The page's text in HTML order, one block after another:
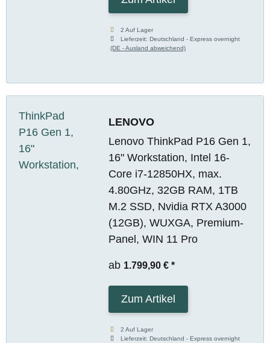
2 Auf Lager
Lieferzeit:Deutschland - Express overnight
(DE - Ausland abweichend)
LENOVO
Lenovo ThinkPad P16 Gen 1,
16" Workstation, Intel 16-
Core i7-12850HX, max.
4.80GHz, 32GB RAM, 1TB
M.2 SSD, Nvidia RTX A3000
(12GB), WUXGA, Premium-
Panel, WIN 11 Pro
ab 1.799,90 € *
Zum Artikel
2 Auf Lager
Lieferzeit:Deutschland - Express overnight